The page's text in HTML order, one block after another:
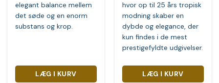
elegant balance mellem
det søde og en enorm
substans og krop.
LÆG I KURV
hvor op til 25 års tropisk
modning skaber en
dybde og elegance, der
kun findes i de mest
prestigefyldte udgivelser.
LÆG I KURV